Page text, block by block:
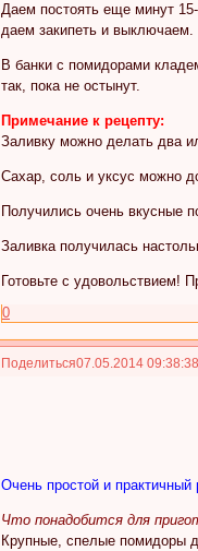
Даем постоять еще минут
даем закипеть и выключаем.
В банки с помидорами
так, пока не остынут.
Примечание к рецепту:
Заливку можно делать два
Сахар, соль и уксус можно
Получились очень вкусные
Заливка получилась
Готовьте с удовольствием!
0
Поделиться07.05.2014
Очень простой и
Что понадобится для
Крупные, спелые помидоры